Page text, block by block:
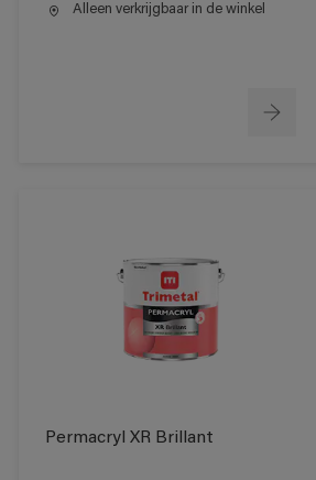
Alleen verkrijgbaar in de winkel
Permacryl XR Brillant